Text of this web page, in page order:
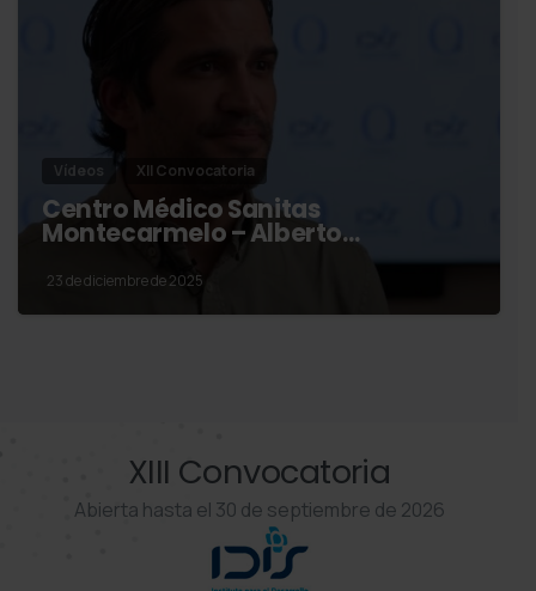
Vídeos XII Convocatoria
Centro Médico Sanitas
Montecarmelo – Alberto…
23 de diciembre de 2025
XIII Convocatoria
Abierta hasta el 30 de septiembre de 2026